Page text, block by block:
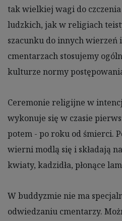
tak wielkiej wagi do
ludzkich, jak w religiach
szacunku do innych wierzeń
cmentarzach stosujemy
kulturze normy
Ceremonie religijne w
wykonuje się w czasie
potem - po roku od śmierci.
wierni modlą się i składają
kwiaty, kadzidła, płonące
W buddyzmie nie ma
odwiedzaniu cmentarzy.